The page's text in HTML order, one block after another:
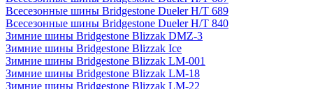
Всесезонные шины Bridgestone Dueler H/T 689
Всесезонные шины Bridgestone Dueler H/T 840
Зимние шины Bridgestone Blizzak DMZ-3
Зимние шины Bridgestone Blizzak Ice
Зимние шины Bridgestone Blizzak LM-001
Зимние шины Bridgestone Blizzak LM-18
Зимние шины Bridgestone Blizzak LM-22